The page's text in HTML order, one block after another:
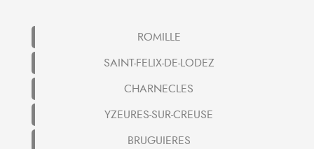
ROMILLE
SAINT-FELIX-DE-LODEZ
CHARNECLES
YZEURES-SUR-CREUSE
BRUGUIERES